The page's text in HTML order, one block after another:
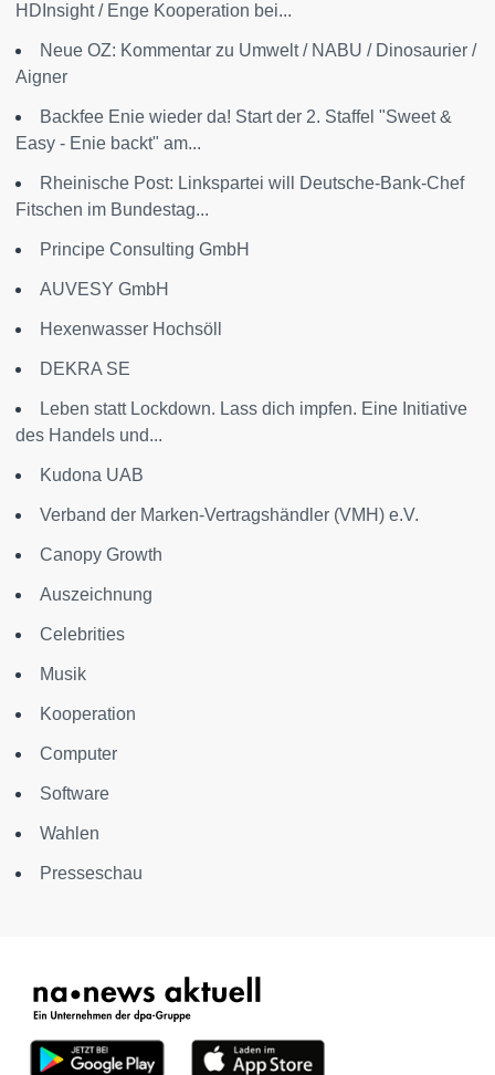
HDInsight / Enge Kooperation bei...
Neue OZ: Kommentar zu Umwelt / NABU / Dinosaurier /
Aigner
Backfee Enie wieder da! Start der 2. Staffel "Sweet &
Easy - Enie backt" am...
Rheinische Post: Linkspartei will Deutsche-Bank-Chef
Fitschen im Bundestag...
Principe Consulting GmbH
AUVESY GmbH
Hexenwasser Hochsöll
DEKRA SE
Leben statt Lockdown. Lass dich impfen. Eine Initiative
des Handels und...
Kudona UAB
Verband der Marken-Vertragshändler (VMH) e.V.
Canopy Growth
Auszeichnung
Celebrities
Musik
Kooperation
Computer
Software
Wahlen
Presseschau